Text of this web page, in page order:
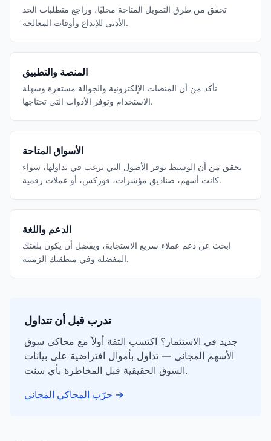
تحقق من طرق التمويل المتاحة محليًا، وراجع متطلبات الحد
الأدنى للإيداع وأوقات المعالجة.
المنصة والتطبيق
تأكد من أن المنصات الإلكترونية والجوالة مستقرة وسهلة
الاستخدام وتوفر الأدوات التي تحتاجها.
الأسواق المتاحة
تحقق من أن الوسيط يوفر الأصول التي ترغب في تداولها، سواء
كانت أسهم، صناديق مؤشرات، فوركس، أو عملات رقمية.
الدعم واللغة
ابحث عن دعم عملاء سريع الاستجابة، ويفضل أن يكون بلغتك
المفضلة وفي منطقتك الزمنية.
تدرب قبل أن تتداول
جديد في الاستثمار؟ اكتسب الثقة أولاً مع محاكي سوق
الأسهم المجاني — تداول بأموال افتراضية على بيانات
السوق الحقيقية قبل المخاطرة بأي سنت.
جرّب المحاكي المجاني →